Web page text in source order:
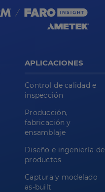
APLICACIONES
Control de calidad e
inspección
Producción,
fabricación y
ensamblaje
Diseño e ingeniería de
productos
Captura y modelado
as-built